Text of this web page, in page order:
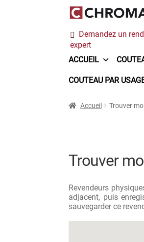
Aller
à
la
navigation
Aller
au
contenu
Demandez un
expert
ACCUEIL
COUTEAU PAR
AccueilChroma
Accueil Trouver
Trouver
Revendeurs
adjacent, puis
sauvegarder ce